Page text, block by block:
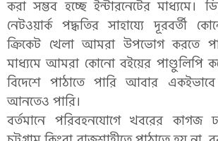
করা সম্ভব হচ্ছে ইন্টারনেটের মাধ্যমে।
নেটওয়ার্ক পদ্ধতির সাহায্যে দূরবর্তী
ক্রিকেট খেলা আমরা উপভোগ করতে
মাধ্যমে আমরা কোনো বইয়ের পাণ্ডুলিপি
বিদেশে পাঠাতে পারি আবার
আনতেও পারি।
বর্তমানে পরিবহনযোগে খবরের কাগজ